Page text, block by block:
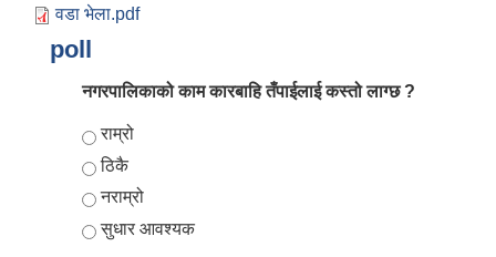
वडा भेला.pdf
poll
नगरपालिकाको काम कारबाहि तँपाईलाई कस्तो लाग्छ ?
Choices
राम्रो
ठिकै
नराम्रो
सुधार आवश्यक